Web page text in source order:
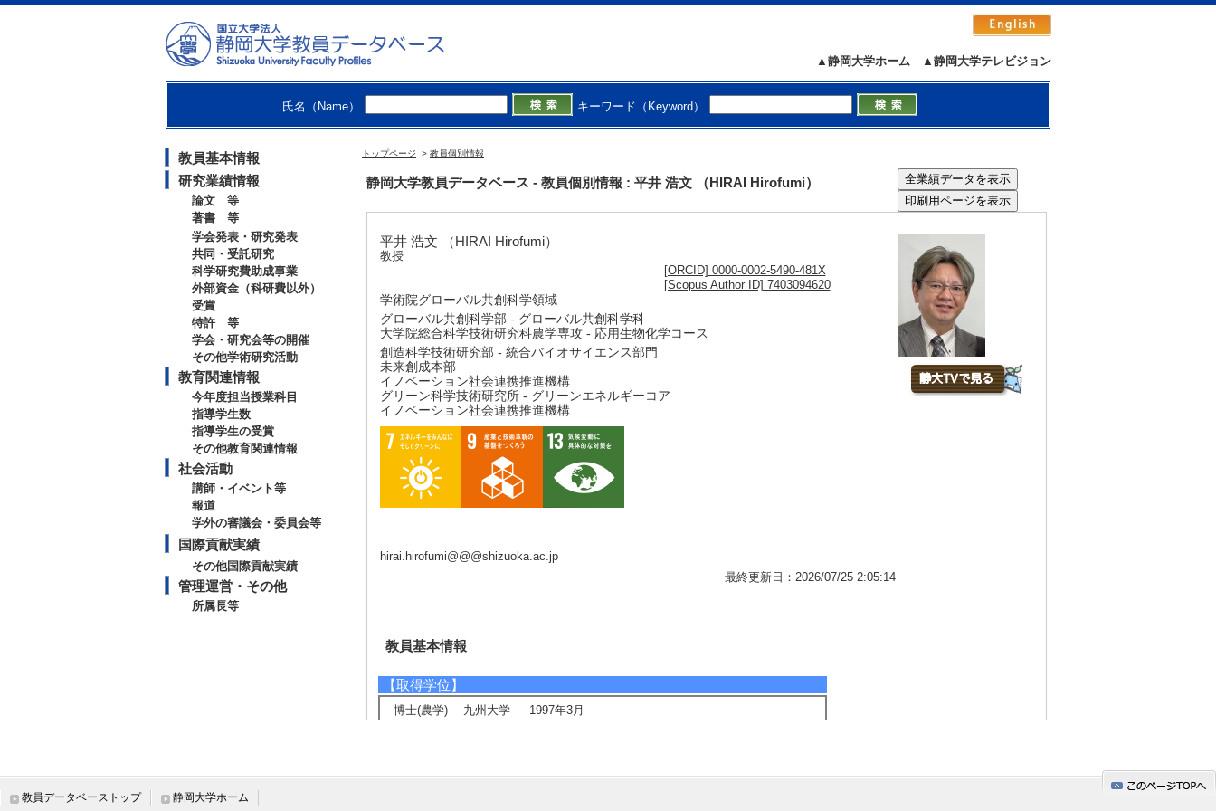
▲静岡大学テレビジョン
▲静岡大学ホーム
氏名（Name） キーワード（Keyword）
教員基本情報
研究業績情報
論文 等
著書 等
学会発表・研究発表
共同・受託研究
科学研究費助成事業
外部資金（科研費以外）
受賞
特許 等
学会・研究会等の開催
その他学術研究活動
教育関連情報
今年度担当授業科目
指導学生数
指導学生の受賞
その他教育関連情報
社会活動
講師・イベント等
報道
学外の審議会・委員会等
国際貢献実績
その他国際貢献実績
管理運営・その他
所属長等
トップページ > 教員個別情報
静岡大学教員データベース - 教員個別情報 : 平井 浩文 （HIRAI Hirofumi）
平井 浩文 （HIRAI Hirofumi）
教授
[ORCID] 0000-0002-5490-481X
[Scopus Author ID] 7403094620
学術院グローバル共創科学領域
グローバル共創科学部 - グローバル共創科学科
大学院総合科学技術研究科農学専攻 - 応用生物化学コース
創造科学技術研究部 - 統合バイオサイエンス部門
未来創成本部
イノベーション社会連携推進機構
グリーン科学技術研究所 - グリーンエネルギーコア
イノベーション社会連携推進機構
hirai.hirofumi@@@shizuoka.ac.jp
最終更新日：2026/07/25 2:05:14
教員基本情報
【取得学位】
博士(農学) 九州大学 1997年3月
環境・農学 - 環境負荷低減技術、保全修復技術
教員データベーストップ 静岡大学ホーム